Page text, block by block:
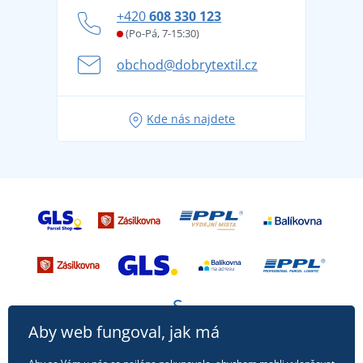
Věrnostní program BONTIS +
Letní dobrodružství začíná balením aneb připravte
se na dovolenou bez starostí
Tipy na svěží outfity pro pohodové léto
+420608 330 123
(Po-Pá, 7-15:30)
obchod@dobrytextil.cz
Kde nás najdete
Aby web fungoval, jak má